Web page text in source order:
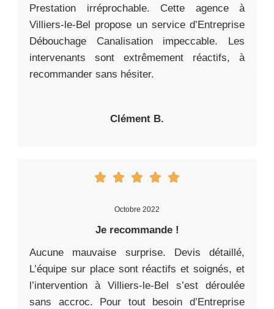
Prestation irréprochable. Cette agence à
Villiers-le-Bel propose un service d’Entreprise
Débouchage Canalisation impeccable. Les
intervenants sont extrêmement réactifs, à
recommander sans hésiter.
Clément B.
Octobre 2022
Je recommande !
Aucune mauvaise surprise. Devis détaillé,
L’équipe sur place sont réactifs et soignés, et
l’intervention à Villiers-le-Bel s’est déroulée
sans accroc. Pour tout besoin d’Entreprise